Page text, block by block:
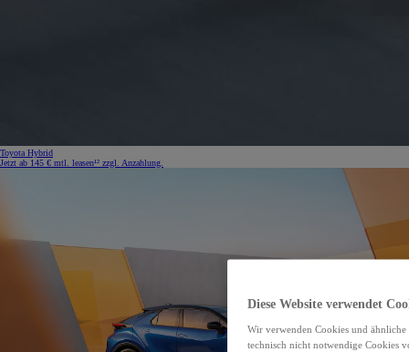
Toyota Hybrid
Jetzt ab 145 € mtl. leasen¹² zzgl. Anzahlung.
Diese Website verwendet
Wir verwenden Cookies und
technisch nicht notwendige Cookies